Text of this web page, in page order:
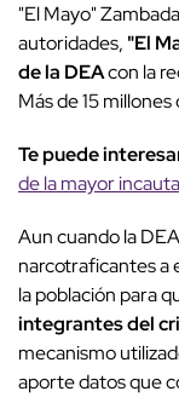
"El Mayo"
autoridades, "El
de la DEAcon la
Más de 15 millones
Te puede
de la mayor
Aun cuando la
narcotraficantes a
la población para
integrantes del
mecanismo
aporte datos que